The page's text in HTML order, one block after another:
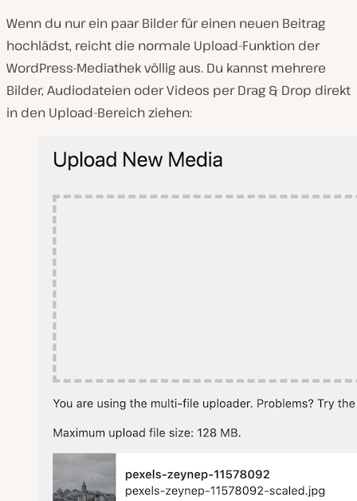
Wenn du nur ein paar Bilder für einen neuen Beitrag
hochlädst, reicht die normale Upload-Funktion der
WordPress-Mediathek völlig aus. Du kannst mehrere
Bilder, Audiodateien oder Videos per Drag & Drop direkt
in den Upload-Bereich ziehen: